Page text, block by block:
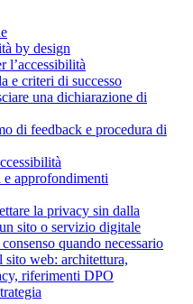
by design
l’accessibilità
e criteri di successo
una dichiarazione di
di feedback e procedura di
approfondimenti
la privacy sin dalla
sito o servizio digitale
quando necessario
sito web: architettura,
riferimenti DPO